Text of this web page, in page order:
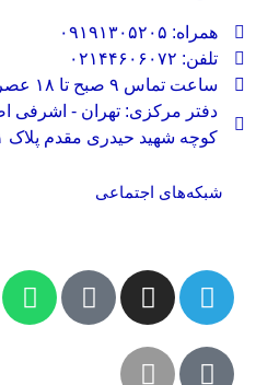
همراه: ۰۹۱۹۱۳۰۵۲۰۵
تلفن: ۰۲۱۴۴۶۰۶۰۷۲
ساعت تماس ۹ صبح تا ۱۸ عصر
دفتر مرکزی: تهران - اشرفی
کوچه شهید حیدری مقدم پلاک ۱ – واحد ۱۵
شبکه‌های اجتماعی